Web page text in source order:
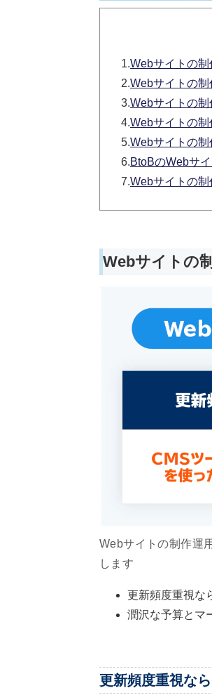
1.Webサイトの
2.Webサイトの制
3.Webサイトの制
4.Webサイトの
5.Webサイトの制
6.BtoBのWebサ
7.Webサイトの
Webサイトの
Webサイトの制作運
します
更新頻度重視な
潤沢な予算とマ
更新頻度重視な